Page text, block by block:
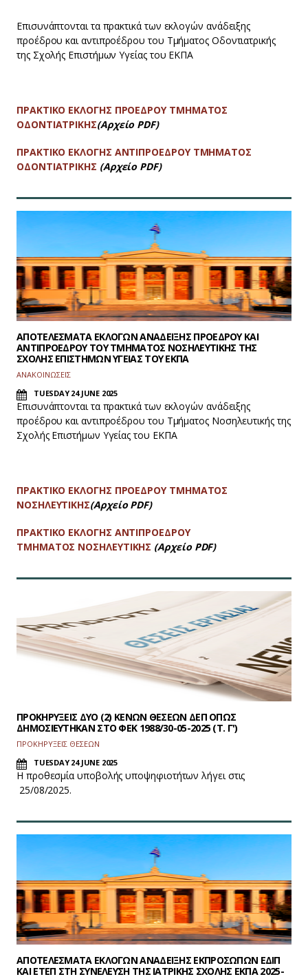
Επισυνάπτονται τα πρακτικά των εκλογών ανάδειξης
προέδρου και αντιπροέδρου του Τμήματος Οδοντιατρικής
της Σχολής Επιστήμων Υγείας του ΕΚΠΑ
ΠΡΑΚΤΙΚΟ ΕΚΛΟΓΗΣ ΠΡΟΕΔΡΟΥ ΤΜΗΜΑΤΟΣ
ΟΔΟΝΤΙΑΤΡΙΚΗΣ(Αρχείο PDF)
ΠΡΑΚΤΙΚΟ ΕΚΛΟΓΗΣ ΑΝΤΙΠΡΟΕΔΡΟΥ ΤΜΗΜΑΤΟΣ
ΟΔΟΝΤΙΑΤΡΙΚΗΣ (Αρχείο PDF)
ΑΠΟΤΕΛΕΣΜΑΤΑ ΕΚΛΟΓΩΝ ΑΝΑΔΕΙΞΗΣ ΠΡΟΕΔΡΟΥ ΚΑΙ
ΑΝΤΙΠΡΟΕΔΡΟΥ ΤΟΥ ΤΜΗΜΑΤΟΣ ΝΟΣΗΛΕΥΤΙΚΗΣ ΤΗΣ
ΣΧΟΛΗΣ ΕΠΙΣΤΗΜΩΝ ΥΓΕΙΑΣ ΤΟΥ ΕΚΠΑ
ΑΝΑΚΟΙΝΩΣΕΙΣ
TUESDAY 24 JUNE 2025
Επισυνάπτονται τα πρακτικά των εκλογών ανάδειξης
προέδρου και αντιπροέδρου του Τμήματος Νοσηλευτικής της
Σχολής Επιστήμων Υγείας του ΕΚΠΑ
ΠΡΑΚΤΙΚΟ ΕΚΛΟΓΗΣ ΠΡΟΕΔΡΟΥ ΤΜΗΜΑΤΟΣ
ΝΟΣΗΛΕΥΤΙΚΗΣ(Αρχείο PDF)
ΠΡΑΚΤΙΚΟ ΕΚΛΟΓΗΣ ΑΝΤΙΠΡΟΕΔΡΟΥ
ΤΜΗΜΑΤΟΣ ΝΟΣΗΛΕΥΤΙΚΗΣ (Αρχείο PDF)
ΠΡΟΚΗΡΥΞΕΙΣ ΔΥΟ (2) ΚΕΝΩΝ ΘΕΣΕΩΝ ΔΕΠ ΟΠΩΣ
ΔΗΜΟΣΙΕΥΤΗΚΑΝ ΣΤΟ ΦEK 1988/30-05-2025 (Τ. Γ')
ΠΡΟΚΗΡΥΞΕΙΣ ΘΕΣΕΩΝ
TUESDAY 24 JUNE 2025
Η προθεσμία υποβολής υποψηφιοτήτων λήγει στις
25/08/2025.
ΑΠΟΤΕΛΕΣΜΑΤΑ ΕΚΛΟΓΩΝ ΑΝΑΔΕΙΞΗΣ ΕΚΠΡΟΣΩΠΩΝ ΕΔΙΠ
ΚΑΙ ΕΤΕΠ ΣΤΗ ΣΥΝΕΛΕΥΣΗ ΤΗΣ ΙΑΤΡΙΚΗΣ ΣΧΟΛΗΣ ΕΚΠΑ 2025-